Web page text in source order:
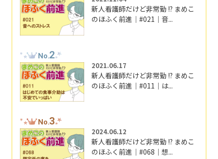
新人看護師だけど非常勤 !? まめこ
のほふく前進｜#021｜音...
No.2
2021.06.17
新人看護師だけど非常勤 !? まめこ
のほふく前進｜#011｜は...
No.3
2024.06.12
新人看護師だけど非常勤 !? まめこ
のほふく前進｜#068｜想...